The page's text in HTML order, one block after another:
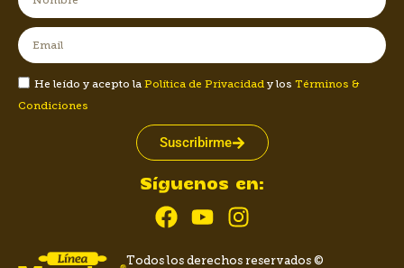
He leído y acepto la Política de Privacidad y los Términos &
Condiciones
Suscribirme
Síguenos en:
Todos los derechos reservados ©